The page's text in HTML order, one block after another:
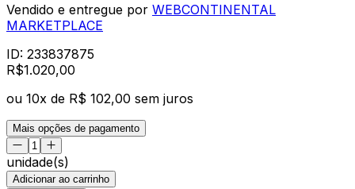
Vendido e entregue por WEBCONTINENTAL
MARKETPLACE
ID: 233837875
R$1.020,00
ou 10x de R$ 102,00 sem juros
Mais opções de pagamento
unidade(s)
Adicionar ao carrinho